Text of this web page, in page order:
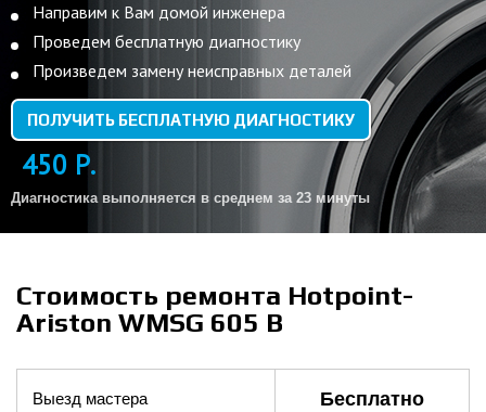
Направим к Вам домой инженера
Проведем бесплатную диагностику
Произведем замену неисправных деталей
ПОЛУЧИТЬ БЕСПЛАТНУЮ ДИАГНОСТИКУ
450 Р.
Диагностика выполняется в среднем за 23 минуты
Стоимость ремонта Hotpoint-
Ariston WMSG 605 B
Выезд мастера Бесплатно